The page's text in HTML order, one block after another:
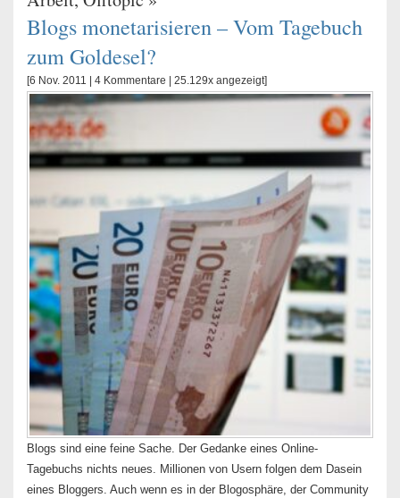
Blogs monetarisieren – Vom Tagebuch
zum Goldesel?
[6 Nov. 2011 | 4 Kommentare | 25.129x angezeigt]
Blogs sind eine feine Sache. Der Gedanke eines Online-
Tagebuchs nichts neues. Millionen von Usern folgen dem Dasein
eines Bloggers. Auch wenn es in der Blogosphäre, der Community